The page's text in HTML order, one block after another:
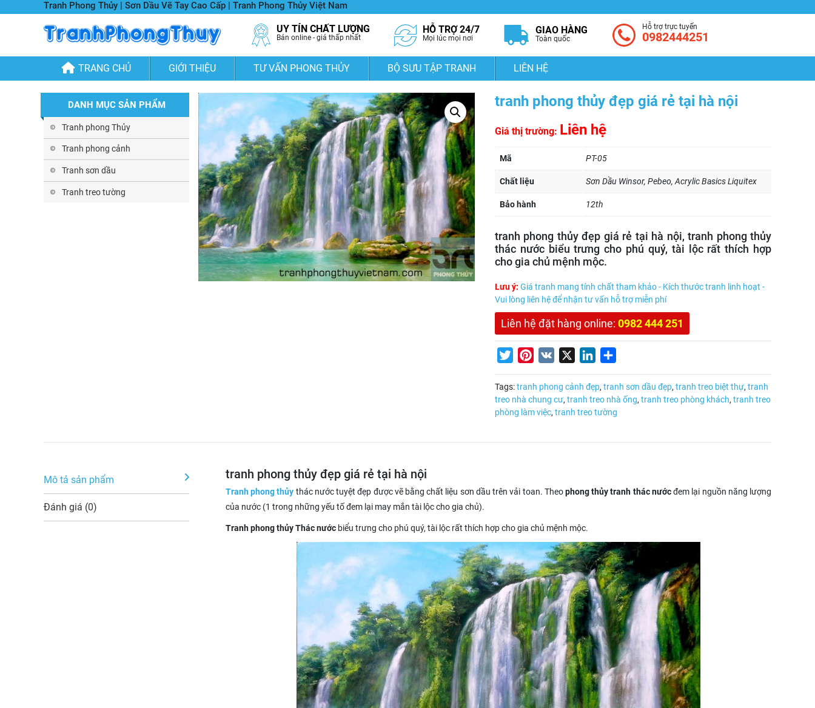
Tranh Phong Thủy | Sơn Dầu Vẽ Tay Cao Cấp | Tranh Phong Thủy Việt Nam
UY TÍN CHẤT LƯỢNG
Bán online - giá thấp nhất
HỖ TRỢ 24/7
Mọi lúc mọi nơi
GIAO HÀNG
Toàn quốc
Hỗ trợ trực tuyến
0982444251
TRANG CHỦ GIỚI THIỆU TƯ VẤN PHONG THỦY BỘ SƯU TẬP TRANH LIÊN HỆ
DANH MỤC SẢN PHẨM
Tranh phong Thủy
Tranh phong cảnh
Tranh sơn dầu
Tranh treo tường
tranh phong thủy đẹp giá rẻ tại hà nội
Giá thị trường: Liên hệ
Mã PT-05
Chất liệu Sơn Dầu Winsor, Pebeo, Acrylic Basics Liquitex
Bảo hành 12th
tranh phong thủy đẹp giá rẻ tại hà nội, tranh phong thủy
thác nước biểu trưng cho phú quý, tài lộc rất thích hợp
cho gia chủ mệnh mộc.
Lưu ý: Giá tranh mang tính chất tham khảo - Kích thước tranh linh hoạt -
Vui lòng liên hệ để nhận tư vấn hỗ trợ miễn phí
Liên hệ đặt hàng online: 0982 444 251
TwitterPinterest
VK LinkedIn
Tags:tranh phong cảnh đẹp, tranh sơn dầu đẹp, tranh treo biệt thự, tranh
treo nhà chung cư, tranh treo nhà ống, tranh treo phòng khách, tranh treo
phòng làm việc, tranh treo tường
Mô tả sản phẩm
Đánh giá (0)
tranh phong thủy đẹp giá rẻ tại hà nội
Tranh phong thủy thác nước tuyệt đẹp được vẽ bằng chất liệu sơn dầu trên vải toan. Theophong thủy tranh thác nướcđem lại nguồn năng lượng
của nước (1 trong những yếu tố đem lại may mắn tài lộc cho gia chủ).
Tranh phong thủy Thác nước biểu trưng cho phú quý, tài lộc rất thích hợp cho gia chủ mệnh mộc.